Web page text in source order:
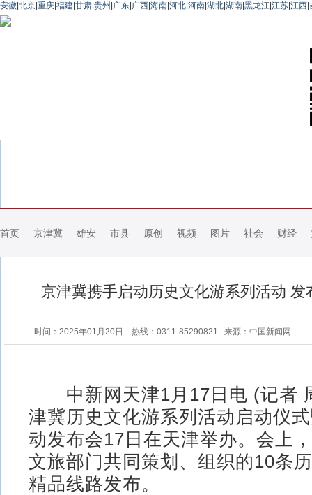
安徽 北京 重庆 福建 甘肃 贵州 广东 广西 海南 河北 河南 湖北 湖南 黑龙江 江苏 江西
首页 京津冀 雄安 市县 原创 视频 图片 社会 财经
京津冀携手启动历史文化游系列活动 发
时间：2025年01月20日 热线：0311-85290821 来源：中国新闻网
中新网天津1月17日电 (记者
津冀历史文化游系列活动启动仪
动发布会17日在天津举办。会上
文旅部门共同策划、组织的10条
精品线路发布。